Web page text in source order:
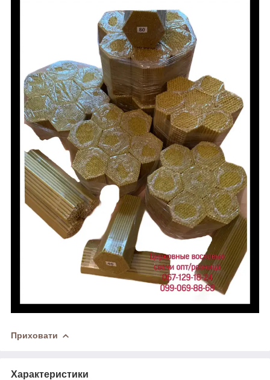
Приховати
Характеристики